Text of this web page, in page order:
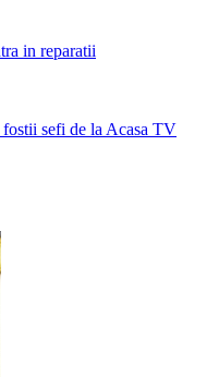
in reparatii
sefi de la Acasa TV